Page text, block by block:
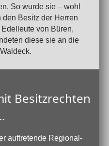
So wurde sie – wohl
Besitz der Herren
von Büren,
diese sie an die
Besitzrechten
auftretende Regional-